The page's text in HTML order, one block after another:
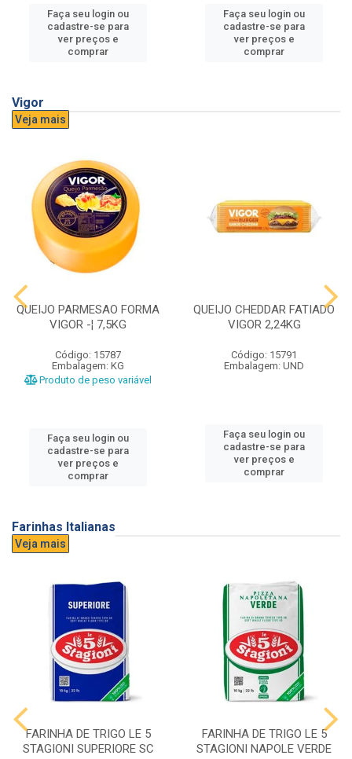
Faça seu login ou
cadastre-se para
ver preços e
comprar
Faça seu login ou
cadastre-se para
ver preços e
comprar
Vigor
Veja mais
QUEIJO PARMESAO FORMA
VIGOR -¦ 7,5KG
Código: 15787
Embalagem: KG
Produto de peso variável
Faça seu login ou
cadastre-se para
ver preços e
comprar
QUEIJO CHEDDAR FATIADO
VIGOR 2,24KG
Código: 15791
Embalagem: UND
Faça seu login ou
cadastre-se para
ver preços e
comprar
Farinhas Italianas
Veja mais
FARINHA DE TRIGO LE 5
STAGIONI SUPERIORE SC
FARINHA DE TRIGO LE 5
STAGIONI NAPOLE VERDE